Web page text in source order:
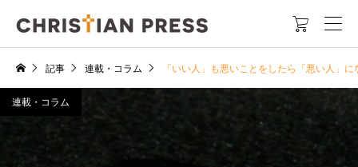

記事 連載・コラム 「いい人」も悪いことをしたら「悪い人」
連載・コラム